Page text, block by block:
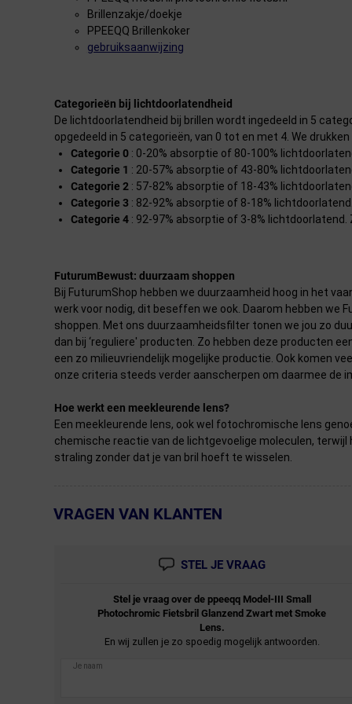
Brillenzakje/doekje
PPEEQQ Brillenkoker
gebruiksaanwijzing
Categorieën bij lichtdoorlatendheid
De lichtdoorlatendheid bij brillen wordt ingedeeld in 5
opgedeeld in 5 categorieën, van 0 tot en met 4. We
Categorie 0 : 0-20% absorptie of 80-100%
Categorie 1 : 20-57% absorptie of 43-80%
Categorie 2 : 57-82% absorptie of 18-43%
Categorie 3 : 82-92% absorptie of 8-18%
Categorie 4 : 92-97% absorptie of 3-8%
FuturumBewust: duurzaam shoppen
Bij FuturumShop hebben we duurzaamheid hoog in het
werk voor nodig, dit beseffen we ook. Daarom hebben we
shoppen. Met ons duurzaamheidsfilter tonen we jou zo
dan bij ‘reguliere' producten. Zo hebben deze producten
een zo milieuvriendelijk mogelijke productie. Ook komen
onze criteria steeds verder aanscherpen om daarmee de
Hoe werkt een meekleurende lens?
Een meekleurende lens, ook wel fotochromische lens
chemische reactie van de lichtgevoelige moleculen,
straling zonder dat je van bril hoeft te wisselen.
← Terug naar productnavigatie
VRAGEN VAN KLANTEN
STEL JE VRAAG
Stel je vraag over de ppeeqq Model-III Small
Photochromic Fietsbril Glanzend Zwart met Smoke
Lens.
En wij zullen je zo spoedig mogelijk antwoorden.